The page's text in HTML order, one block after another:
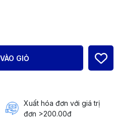
GIỎ
Xuất hóa đơn với giá trị
đơn >200.00đ